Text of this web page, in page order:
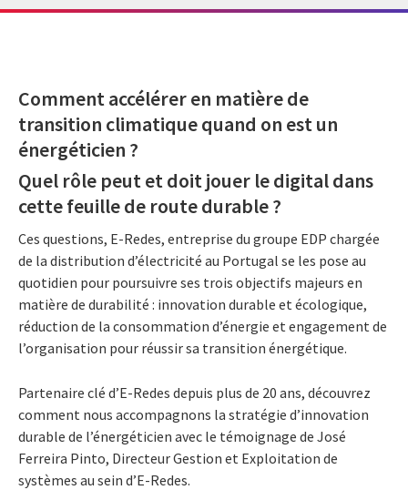
Comment accélérer en matière de
transition climatique quand on est un
énergéticien ?
Quel rôle peut et doit jouer le digital dans
cette feuille de route durable ?
Ces questions, E-Redes, entreprise du groupe EDP chargée
de la distribution d’électricité au Portugal se les pose au
quotidien pour poursuivre ses trois objectifs majeurs en
matière de durabilité : innovation durable et écologique,
réduction de la consommation d’énergie et engagement de
l’organisation pour réussir sa transition énergétique.
Partenaire clé d’E-Redes depuis plus de 20 ans, découvrez
comment nous accompagnons la stratégie d’innovation
durable de l’énergéticien avec le témoignage de José
Ferreira Pinto, Directeur Gestion et Exploitation de
systèmes au sein d’E-Redes.